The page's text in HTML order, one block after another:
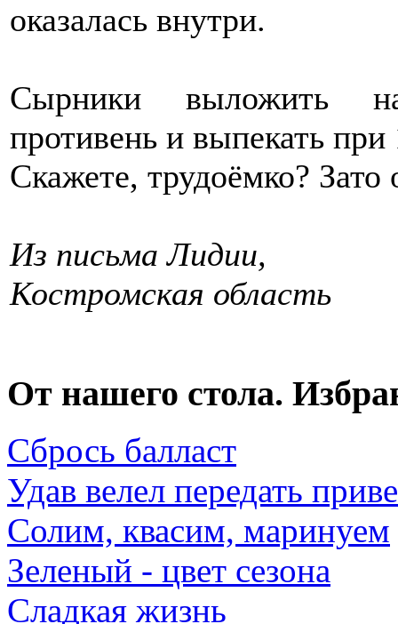
оказалась внутри.
Сырники выложить
противень и выпекать
Скажете, трудоёмко? Зато
Из письма Лидии,
Костромская область
От нашего стола.
Сбрось балласт
Удав велел передать
Солим, квасим, маринуем
Зеленый - цвет сезона
Сладкая жизнь